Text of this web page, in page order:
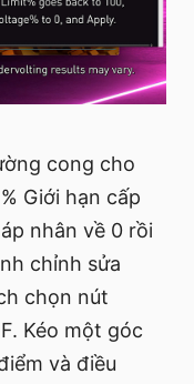
cong cho
Giới hạn cấp
nhân về 0 rồi
chỉnh sửa
chọn nút
Kéo một góc
và điều